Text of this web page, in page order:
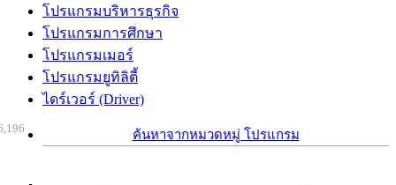
โปรแกรมบริหารธุรกิจ
โปรแกรมการศึกษา
โปรแกรมเมอร์
โปรแกรมยูทิลิตี้
ไดร์เวอร์ (Driver)
ค้นหาจากหมวดหมู่ โปรแกรม